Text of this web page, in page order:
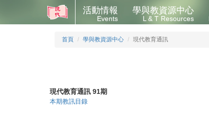
活動情報
Events
學與教資源中心
L & T Resources
首頁 學與教資源中心 現代教育通訊
現代教育通訊 91期
本期教訊目錄